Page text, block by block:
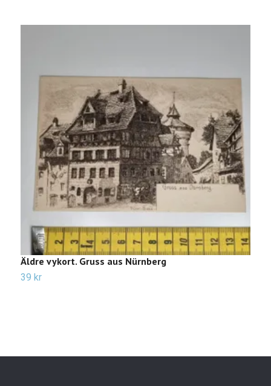
Äldre vykort. Gruss aus Nürnberg
39 kr